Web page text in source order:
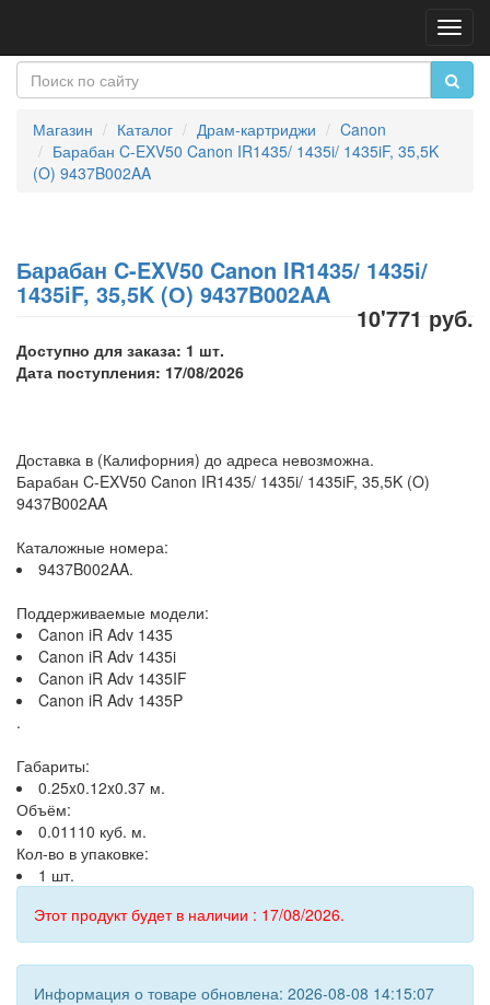
Магазин Каталог Драм-картриджи
Canon
Барабан C-EXV50 Canon IR1435/ 1435i/ 1435iF, 35,5K
(O) 9437B002AA
Барабан C-EXV50 Canon IR1435/ 1435i/
1435iF, 35,5K (О) 9437B002AA
10'771 руб.
Доступно для заказа: 1 шт.
Дата поступления: 17/08/2026
Доставка в (Калифорния) до адреса невозможна.
Барабан C-EXV50 Canon IR1435/ 1435i/ 1435iF, 35,5K (O)
9437B002AA
Каталожные номера:
9437B002AA.
Поддерживаемые модели:
Canon iR Adv 1435
Canon iR Adv 1435i
Canon iR Adv 1435IF
Canon iR Adv 1435P
.
Габариты:
0.25x0.12x0.37 м.
Объём:
0.01110 куб. м.
Кол-во в упаковке:
1 шт.
Этот продукт будет в наличии : 17/08/2026.
Информация о товаре обновлена: 2026-08-08 14:15:07